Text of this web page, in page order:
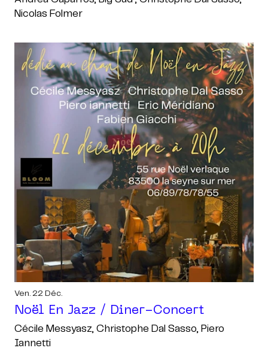
Nicolas Folmer
Ven. 22 Déc.
Noël En Jazz / Diner-Concert
Cécile Messyasz, Christophe Dal Sasso, Piero
Iannetti